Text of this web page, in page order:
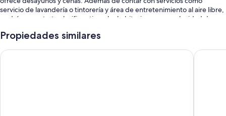
servicio de lavandería o tintorería y área de entretenimiento al aire libre,
podrás conectarte al wifi gratis en las habitaciones con velocidad de
Estos son algunos más de los servicios en este hotel:
Desayuno buffet (con cargo), estacionamiento (con cargo) y
Propiedades similares
Embassy Suites by Hilton Los Angeles International Airport
Holiday